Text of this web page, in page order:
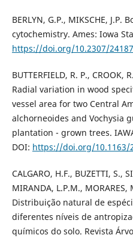
BERLYN, G.P., MIKSCHE,
cytochemistry. Ames: Iowa
https://doi.org/10.2307/
BUTTERFIELD, R. P., CROOK,
Radial variation in wood
vessel area for two Central
alchorneoides and Vochysia
plantation - grown trees.
DOI: https://doi.org/10.1163/
CALGARO, H.F., BUZETTI, S.,
MIRANDA, L.P.M., MORARES,
Distribuição natural de
diferentes níveis de
químicos do solo. Revista